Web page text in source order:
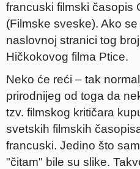
francuski filmski časopis
(Filmske sveske). Ako
naslovnoj stranici tog
Hičkokovog filma Ptice.
Neko će reći – tak
prirodnijeg od toga da
tzv. filmskog kritičara
svetskih filmskih
francuski. Jedino što
"čitam" bile su slike.